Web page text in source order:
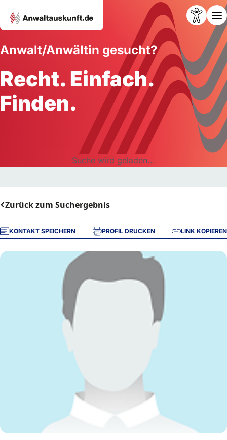
Anwalt/Anwältin gesucht?
Recht. Einfach.
Finden.
Suche wird geladen...
Zurück zum Suchergebnis
KONTAKT SPEICHERN PROFIL DRUCKEN LINK KOPIEREN